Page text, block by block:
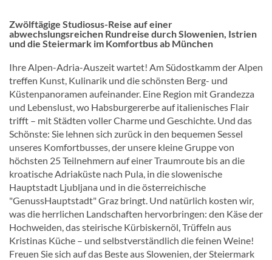
Zwölftägige Studiosus-Reise auf einer
abwechslungsreichen Rundreise durch Slowenien, Istrien
und die Steiermark im Komfortbus ab München
Ihre Alpen-Adria-Auszeit wartet! Am Südostkamm der Alpen
treffen Kunst, Kulinarik und die schönsten Berg- und
Küstenpanoramen aufeinander. Eine Region mit Grandezza
und Lebenslust, wo Habsburgererbe auf italienisches Flair
trifft – mit Städten voller Charme und Geschichte. Und das
Schönste: Sie lehnen sich zurück in den bequemen Sessel
unseres Komfortbusses, der unsere kleine Gruppe von
höchsten 25 Teilnehmern auf einer Traumroute bis an die
kroatische Adriaküste nach Pula, in die slowenische
Hauptstadt Ljubljana und in die österreichische
"GenussHauptstadt" Graz bringt. Und natürlich kosten wir,
was die herrlichen Landschaften hervorbringen: den Käse der
Hochweiden, das steirische Kürbiskernöl, Trüffeln aus
Kristinas Küche – und selbstverständlich die feinen Weine!
Freuen Sie sich auf das Beste aus Slowenien, der Steiermark